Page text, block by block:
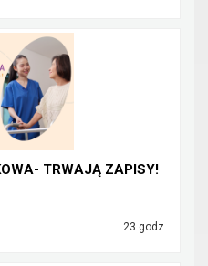
TRWAJĄ ZAPISY!
23 godz.